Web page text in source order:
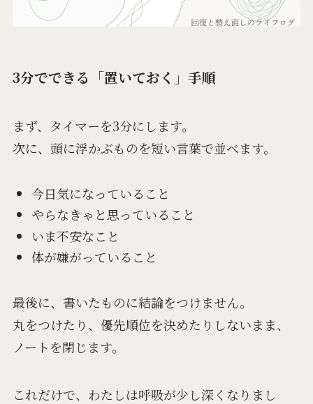
3分でできる「置いておく」手順
まず、タイマーを3分にします。
次に、頭に浮かぶものを短い言葉で並べます。
今日気になっていること
やらなきゃと思っていること
いま不安なこと
体が嫌がっていること
最後に、書いたものに結論をつけません。
丸をつけたり、優先順位を決めたりしないまま、
ノートを閉じます。
これだけで、わたしは呼吸が少し深くなりまし